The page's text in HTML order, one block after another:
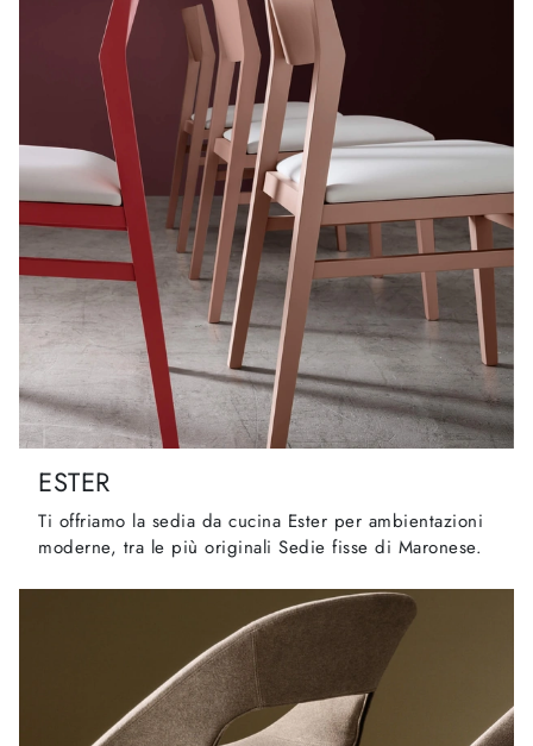
ESTER
Ti offriamo la sedia da cucina Ester per ambientazioni
moderne, tra le più originali Sedie fisse di Maronese.